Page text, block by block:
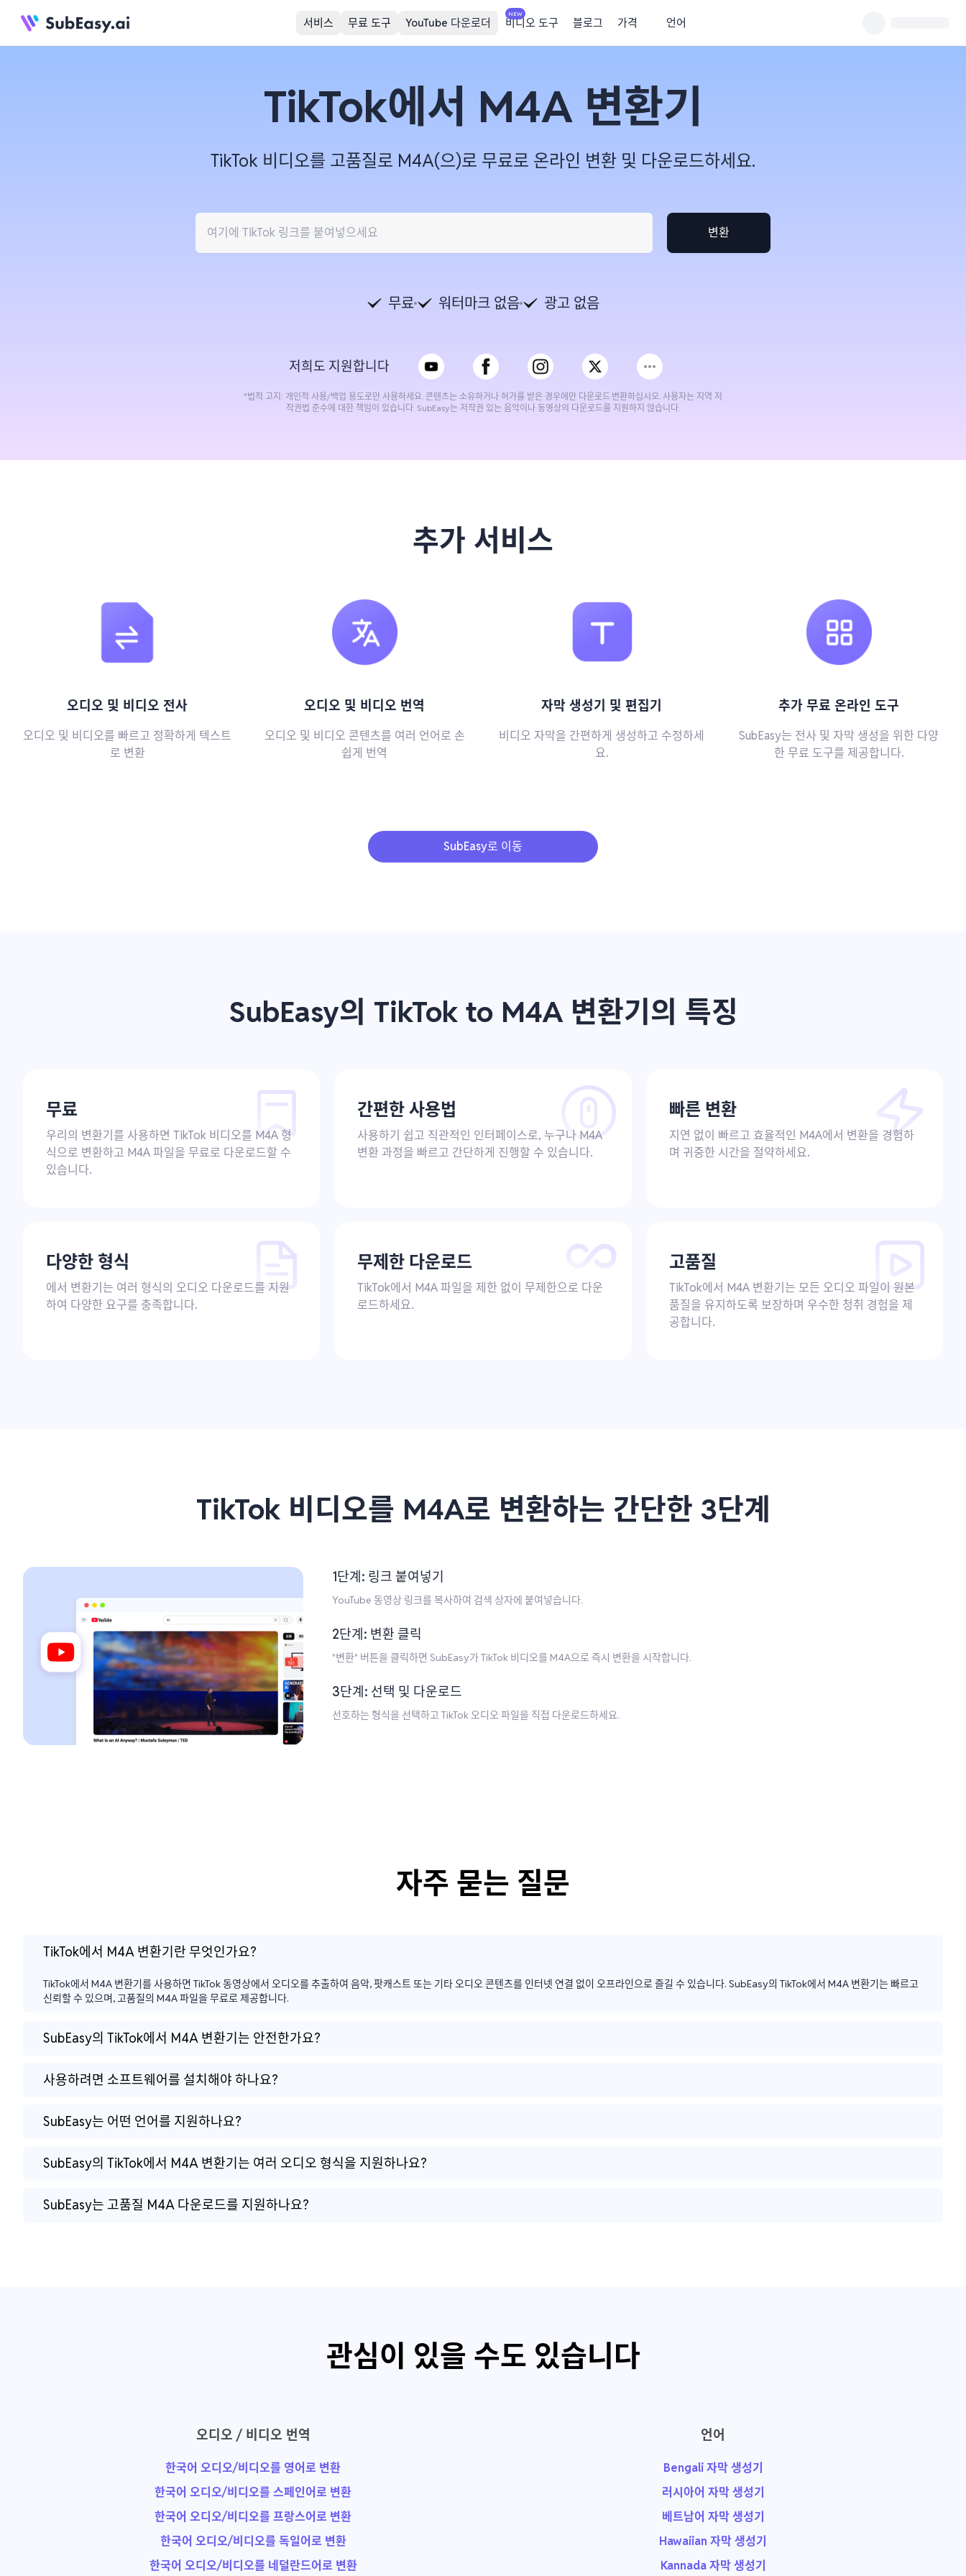
서비스 무료 도구 YouTube 다운로더
NEW
비디오 도구 블로그 가격 언어
TikTok에서 M4A 변환기
TikTok 비디오를 고품질로 M4A(으)로 무료로 온라인 변환 및 다운로드하세요.
변환
무료 워터마크 없음 광고 없음
저희도 지원합니다
*법적 고지: 개인적 사용/백업 용도로만 사용하세요. 콘텐츠는 소유하거나 허가를 받은 경우에만 다운로드·변환하십시오. 사용자는 지역 저
작권법 준수에 대한 책임이 있습니다. SubEasy는 저작권 있는 음악이나 동영상의 다운로드를 지원하지 않습니다.
추가 서비스
오디오 및 비디오 전사
오디오 및 비디오를 빠르고 정확하게 텍스트
로 변환
오디오 및 비디오 번역
오디오 및 비디오 콘텐츠를 여러 언어로 손
쉽게 번역
자막 생성기 및 편집기
비디오 자막을 간편하게 생성하고 수정하세
요.
추가 무료 온라인 도구
SubEasy는 전사 및 자막 생성을 위한 다양
한 무료 도구를 제공합니다.
SubEasy로 이동
SubEasy의 TikTok to M4A 변환기의 특징
무료
우리의 변환기를 사용하면 TikTok 비디오를 M4A 형
식으로 변환하고 M4A 파일을 무료로 다운로드할 수
있습니다.
간편한 사용법
사용하기 쉽고 직관적인 인터페이스로, 누구나 M4A
변환 과정을 빠르고 간단하게 진행할 수 있습니다.
빠른 변환
지연 없이 빠르고 효율적인 M4A에서 변환을 경험하
며 귀중한 시간을 절약하세요.
다양한 형식
에서 변환기는 여러 형식의 오디오 다운로드를 지원
하여 다양한 요구를 충족합니다.
무제한 다운로드
TikTok에서 M4A 파일을 제한 없이 무제한으로 다운
로드하세요.
고품질
TikTok에서 M4A 변환기는 모든 오디오 파일이 원본
품질을 유지하도록 보장하며 우수한 청취 경험을 제
공합니다.
TikTok 비디오를 M4A로 변환하는 간단한 3단계
1단계: 링크 붙여넣기
YouTube 동영상 링크를 복사하여 검색 상자에 붙여넣습니다.
2단계: 변환 클릭
"변환" 버튼을 클릭하면 SubEasy가 TikTok 비디오를 M4A으로 즉시 변환을 시작합니다.
3단계: 선택 및 다운로드
선호하는 형식을 선택하고 TikTok 오디오 파일을 직접 다운로드하세요.
자주 묻는 질문
TikTok에서 M4A 변환기란 무엇인가요?
TikTok에서 M4A 변환기를 사용하면 TikTok 동영상에서 오디오를 추출하여 음악, 팟캐스트 또는 기타 오디오 콘텐츠를 인터넷 연결 없이 오프라인으로 즐길 수 있습니다. SubEasy의 TikTok에서 M4A 변환기는 빠르고
신뢰할 수 있으며, 고품질의 M4A 파일을 무료로 제공합니다.
SubEasy의 TikTok에서 M4A 변환기는 안전한가요?
사용하려면 소프트웨어를 설치해야 하나요?
SubEasy는 어떤 언어를 지원하나요?
SubEasy의 TikTok에서 M4A 변환기는 여러 오디오 형식을 지원하나요?
SubEasy는 고품질 M4A 다운로드를 지원하나요?
관심이 있을 수도 있습니다
오디오 / 비디오 번역
한국어 오디오/비디오를 영어로 변환
한국어 오디오/비디오를 스페인어로 변환
한국어 오디오/비디오를 프랑스어로 변환
한국어 오디오/비디오를 독일어로 변환
한국어 오디오/비디오를 네덜란드어로 변환
언어
Bengali 자막 생성기
러시아어 자막 생성기
베트남어 자막 생성기
Hawaiian 자막 생성기
Kannada 자막 생성기